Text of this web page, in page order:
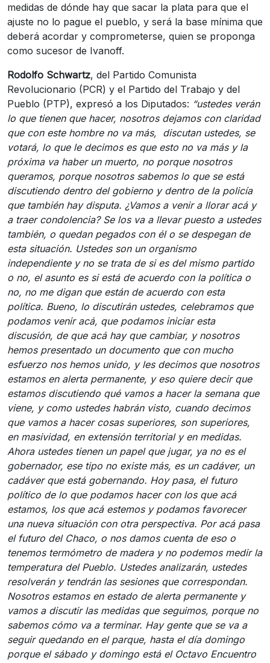
medidas de dónde hay que sacar la plata para que el
ajuste no lo pague el pueblo, y será la base mínima que
deberá acordar y comprometerse, quien se proponga
como sucesor de Ivanoff.
Rodolfo Schwartz, del Partido Comunista
Revolucionario (PCR) y el Partido del Trabajo y del
Pueblo (PTP), expresó a los Diputados: “ustedes verán
lo que tienen que hacer, nosotros dejamos con claridad
que con este hombre no va más, discutan ustedes, se
votará, lo que le decimos es que esto no va más y la
próxima va haber un muerto, no porque nosotros
queramos, porque nosotros sabemos lo que se está
discutiendo dentro del gobierno y dentro de la policía
que también hay disputa. ¿Vamos a venir a llorar acá y
a traer condolencia? Se los va a llevar puesto a ustedes
también, o quedan pegados con él o se despegan de
esta situación. Ustedes son un organismo
independiente y no se trata de si es del mismo partido
o no, el asunto es si está de acuerdo con la política o
no, no me digan que están de acuerdo con esta
política. Bueno, lo discutirán ustedes, celebramos que
podamos venir acá, que podamos iniciar esta
discusión, de que acá hay que cambiar, y nosotros
hemos presentado un documento que con mucho
esfuerzo nos hemos unido, y les decimos que nosotros
estamos en alerta permanente, y eso quiere decir que
estamos discutiendo qué vamos a hacer la semana que
viene, y como ustedes habrán visto, cuando decimos
que vamos a hacer cosas superiores, son superiores,
en masividad, en extensión territorial y en medidas.
Ahora ustedes tienen un papel que jugar, ya no es el
gobernador, ese tipo no existe más, es un cadáver, un
cadáver que está gobernando. Hoy pasa, el futuro
político de lo que podamos hacer con los que acá
estamos, los que acá estemos y podamos favorecer
una nueva situación con otra perspectiva. Por acá pasa
el futuro del Chaco, o nos damos cuenta de eso o
tenemos termómetro de madera y no podemos medir la
temperatura del Pueblo. Ustedes analizarán, ustedes
resolverán y tendrán las sesiones que correspondan.
Nosotros estamos en estado de alerta permanente y
vamos a discutir las medidas que seguimos, porque no
sabemos cómo va a terminar. Hay gente que se va a
seguir quedando en el parque, hasta el día domingo
porque el sábado y domingo está el Octavo Encuentro